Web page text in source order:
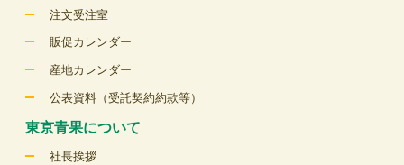
注文受注室
販促カレンダー
産地カレンダー
公表資料（受託契約約款等）
東京青果について
社長挨拶